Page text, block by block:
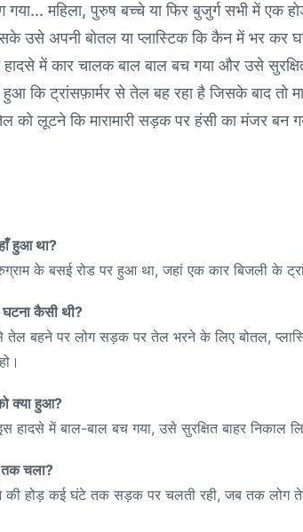
महिला, पुरुष बच्चे या फिर बुजुर्ग सभी में एक
सके उसे अपनी बोतल या प्लास्टिक कि कैन में भर कर
में कार चालक बाल बाल बच गया और उसे
हुआ कि ट्रांसफ़ार्मर से तेल बह रहा है जिसके बाद तो
को लूटने कि मारामारी सड़क पर हंसी का मंजर बन
हुआ था?
के बसई रोड पर हुआ था, जहां एक कार बिजली के
कैसी थी?
तेल बहने पर लोग सड़क पर तेल भरने के लिए बोतल,
क्या हुआ?
हादसे में बाल-बाल बच गया, उसे सुरक्षित बाहर निकाल
चला?
होड़ कई घंटे तक सड़क पर चलती रही, जब तक लोग